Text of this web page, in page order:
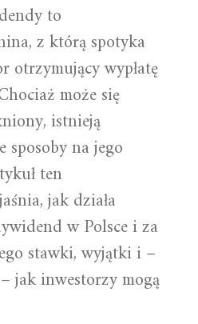
to
z którą spotyka
otrzymujący wypłatę
może się
istnieją
sposoby na jego
ten
jak działa
w Polsce i za
stawki, wyjątki i –
jak inwestorzy mogą